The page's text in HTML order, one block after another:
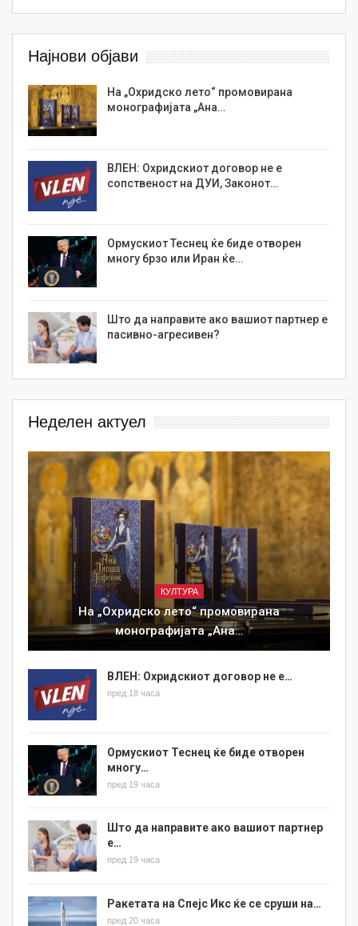
Најнови објави
На „Охридско лето“ промовирана
монографијата „Ана…
ВЛЕН: Охридскиот договор не е
сопственост на ДУИ, Законот…
Ормускиот Теснец ќе биде отворен
многу брзо или Иран ќе…
Што да направите ако вашиот партнер е
пасивно-агресивен?
Неделен актуел
КУЛТУРА
На „Охридско лето“ промовирана
монографијата „Ана…
ВЛЕН: Охридскиот договор не е…
пред 18 часа
Ормускиот Теснец ќе биде отворен
многу…
пред 19 часа
Што да направите ако вашиот партнер
е…
пред 19 часа
Ракетата на Спејс Икс ќе се сруши на…
пред 20 часа